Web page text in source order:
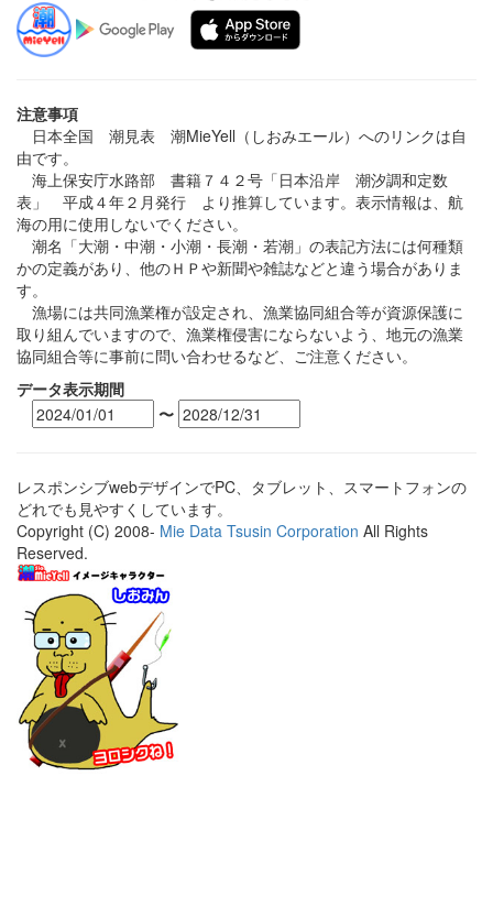
注意事項
日本全国 潮見表 潮MieYell（しおみエール）へのリンクは自
由です。
海上保安庁水路部 書籍７４２号「日本沿岸 潮汐調和定数
表」 平成４年２月発行 より推算しています。表示情報は、航
海の用に使用しないでください。
潮名「大潮・中潮・小潮・長潮・若潮」の表記方法には何種類
かの定義があり、他のＨＰや新聞や雑誌などと違う場合がありま
す。
漁場には共同漁業権が設定され、漁業協同組合等が資源保護に
取り組んでいますので、漁業権侵害にならないよう、地元の漁業
協同組合等に事前に問い合わせるなど、ご注意ください。
データ表示期間
〜
レスポンシブwebデザインでPC、タブレット、スマートフォンの
どれでも見やすくしています。
Copyright (C) 2008- Mie Data Tsusin Corporation All Rights
Reserved.